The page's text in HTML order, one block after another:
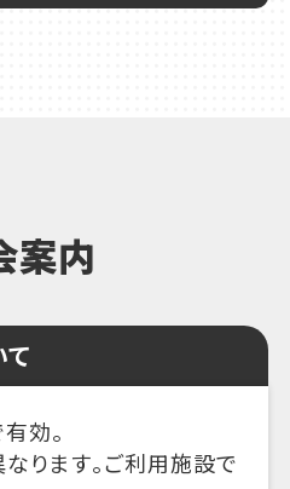
案内
効。
ります。ご利用施設で